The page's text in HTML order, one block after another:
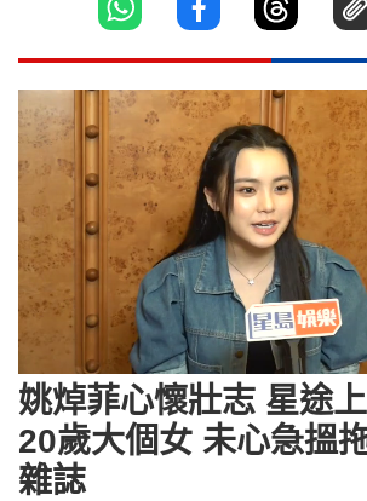
Unmute Loaded:
5.65%
姚焯菲心懷壯志 星途
20歲大個女 未心急搵
雜誌